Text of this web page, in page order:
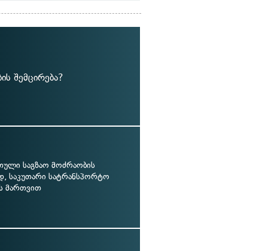
შემცირება?
საგზაო მოძრაობის
საკუთარი სატრანსპორტო
მართვით